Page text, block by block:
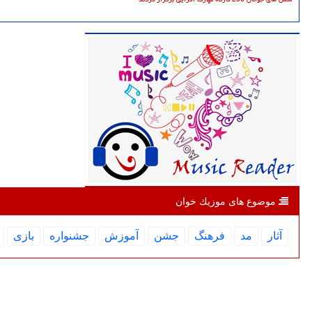
موضوع های موزیك خوان
آثار مد فرهنگ جشن آموزش جشنواره بازی